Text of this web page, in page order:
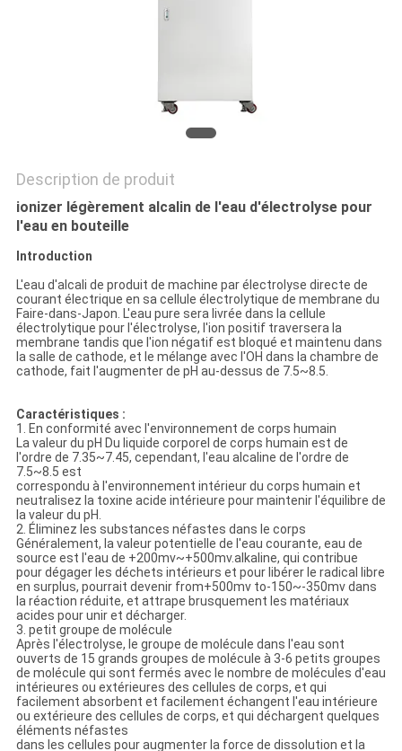
PLAN
DU
SITE
POLITIQUE
EN
MATIÈRE
DE
PROTECTION
DE
LA
VIE
PRIVÉE
Description de produit
ionizer légèrement alcalin de l'eau d'électrolyse pour
l'eau en bouteille
Introduction
L'eau d'alcali de produit de machine par électrolyse directe de
courant électrique en sa cellule électrolytique de membrane du
Faire-dans-Japon. L'eau pure sera livrée dans la cellule
électrolytique pour l'électrolyse, l'ion positif traversera la
membrane tandis que l'ion négatif est bloqué et maintenu dans
la salle de cathode, et le mélange avec l'OH dans la chambre de
cathode, fait l'augmenter de pH au-dessus de 7.5~8.5.
Caractéristiques :
1. En conformité avec l'environnement de corps humain
La valeur du pH Du liquide corporel de corps humain est de
l'ordre de 7.35~7.45, cependant, l'eau alcaline de l'ordre de
7.5~8.5 est
correspondu à l'environnement intérieur du corps humain et
neutralisez la toxine acide intérieure pour maintenir l'équilibre de
la valeur du pH.
2. Éliminez les substances néfastes dans le corps
Généralement, la valeur potentielle de l'eau courante, eau de
source est l'eau de +200mv~+500mv.alkaline, qui contribue
pour dégager les déchets intérieurs et pour libérer le radical libre
en surplus, pourrait devenir from+500mv to-150~-350mv dans
la réaction réduite, et attrape brusquement les matériaux
acides pour unir et décharger.
3. petit groupe de molécule
Après l'électrolyse, le groupe de molécule dans l'eau sont
ouverts de 15 grands groupes de molécule à 3-6 petits groupes
de molécule qui sont fermés avec le nombre de molécules d'eau
intérieures ou extérieures des cellules de corps, et qui
facilement absorbent et facilement échangent l'eau intérieure
ou extérieure des cellules de corps, et qui déchargent quelques
éléments néfastes
dans les cellules pour augmenter la force de dissolution et la